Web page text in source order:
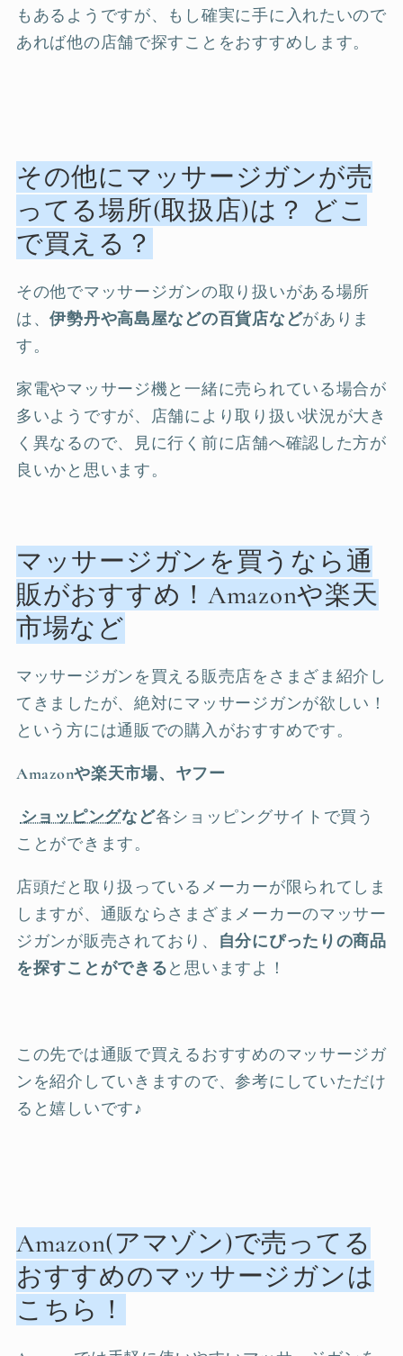
もあるようですが、もし確実に手に入れたいので
あれば他の店舗で探すことをおすすめします。
その他にマッサージガンが売
ってる場所(取扱店)は？ どこ
で買える？
その他でマッサージガンの取り扱いがある場所
は、伊勢丹や高島屋などの百貨店などがありま
す。
家電やマッサージ機と一緒に売られている場合が
多いようですが、店舗により取り扱い状況が大き
く異なるので、見に行く前に店舗へ確認した方が
良いかと思います。
マッサージガンを買うなら通
販がおすすめ！Amazonや楽天
市場など
マッサージガンを買える販売店をさまざま紹介し
てきましたが、絶対にマッサージガンが欲しい！
という方には通販での購入がおすすめです。
Amazonや楽天市場、ヤフー
ショッピングなど各ショッピングサイトで買う
ことができます。
店頭だと取り扱っているメーカーが限られてしま
しますが、通販ならさまざまメーカーのマッサー
ジガンが販売されており、
自分にぴったりの商品
を探すことができると思いますよ！
この先では通販で買えるおすすめのマッサージガ
ンを紹介していきますので、参考にしていただけ
ると嬉しいです♪
Amazon(アマゾン)で売ってる
おすすめのマッサージガンは
こちら！